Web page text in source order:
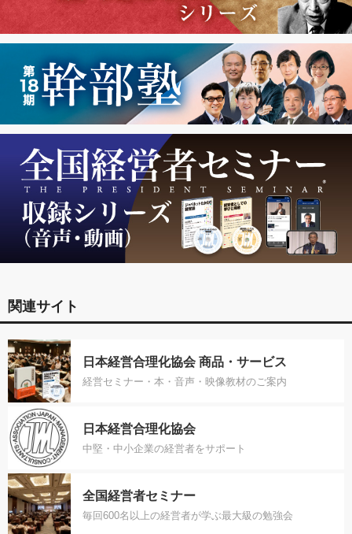
関連サイト
日本経営合理化協会 商品・サービス
経営セミナー・本・音声・映像教材のご案内
日本経営合理化協会
中堅・中小企業の経営者をサポート
全国経営者セミナー
毎回600名以上の経営者が学ぶ最大級の勉強会